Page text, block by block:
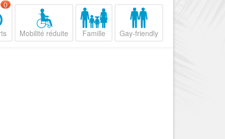
Hôtels, ...
Visiter
Nice Promenade du
Nice le Port
0
Mobilité réduite Famille Gay-friendly